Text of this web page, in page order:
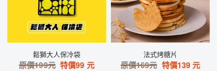
鬆獅大人保冷袋
原價199元 特價99 元
法式烤糖片
原價169元 特價139 元